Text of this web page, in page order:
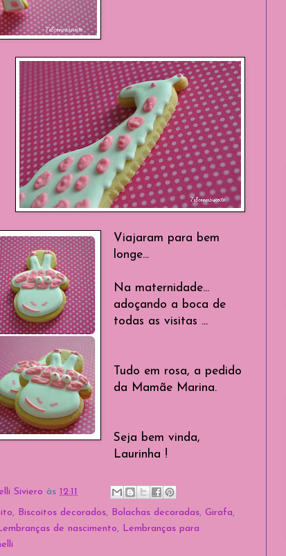
Viajaram para bem
longe...
Na maternidade...
adoçando a boca de
todas as visitas ...
Tudo em rosa, a pedido
da Mamãe Marina.
Seja bem vinda,
Laurinha !
Siviero às 12:11
, Biscoitos decorados, Bolachas decoradas, Girafa,
de nascimento, Lembranças para